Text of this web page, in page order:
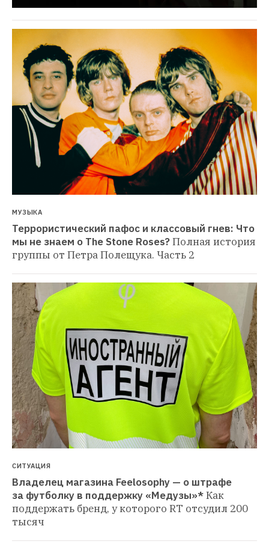
МУЗЫКА
Террористический пафос и классовый гнев: Что
мы не знаем о The Stone Roses?Полная история
группы от Петра Полещука. Часть 2
СИТУАЦИЯ
Владелец магазина Feelosophy — о штрафе
за футболку в поддержку «Медузы»*Как
поддержать бренд, у которого RT отсудил 200
тысяч